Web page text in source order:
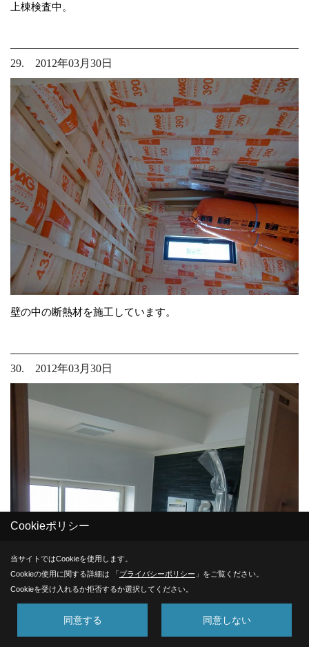
上棟検査中。
29. 2012年03月30日
壁の中の断熱材を施工しています。
30. 2012年03月30日
Cookieポリシー
当サイトではCookieを使用します。
Cookieの使用に関する詳細は 「プライバシーポリシー 」をご覧ください。
Cookieを受け入れるか拒否するか選択してください。
同意する 同意しない